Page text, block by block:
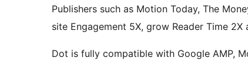
Publishers such as Motion Today, The
site Engagement 5X, grow Reader Time 2X
Dot is fully compatible with Google AMP,